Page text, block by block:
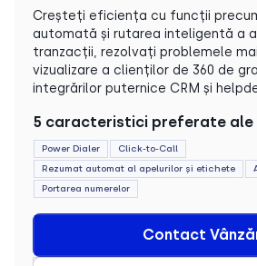
Creșteți eficiența cu funcții
automată și rutarea inteligentă a
tranzacții, rezolvați problemele
vizualizare a clienților de 360 de
integrărilor puternice CRM și
5 caracteristici preferate ale
Power Dialer
Click-to-Call
Rezumat automat al apelurilor și etichete
Portarea numerelor
Contact